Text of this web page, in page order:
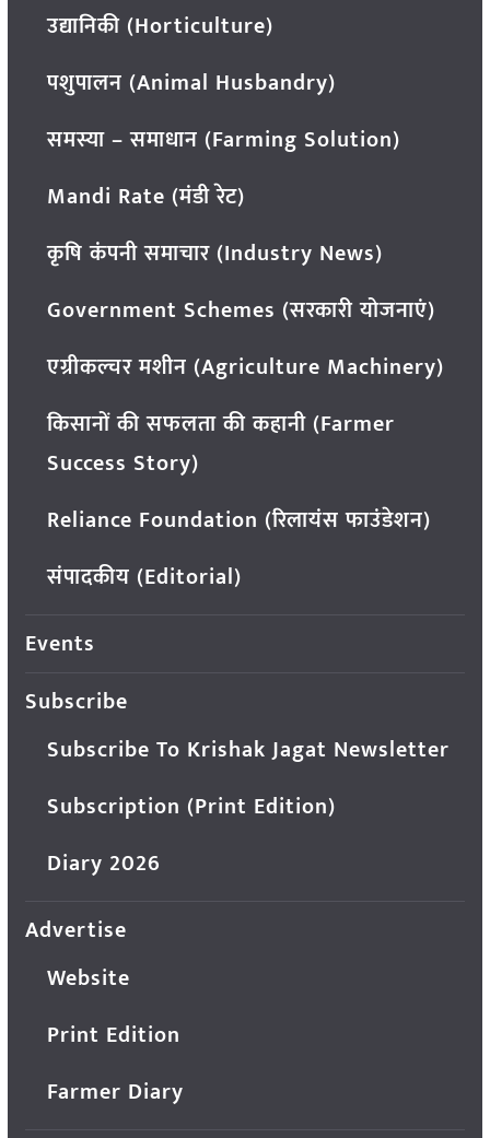
उद्यानिकी (Horticulture)
पशुपालन (Animal Husbandry)
समस्या – समाधान (Farming Solution)
Mandi Rate (मंडी रेट)
कृषि कंपनी समाचार (Industry News)
Government Schemes (सरकारी योजनाएं)
एग्रीकल्चर मशीन (Agriculture Machinery)
किसानों की सफलता की कहानी (Farmer
Success Story)
Reliance Foundation (रिलायंस फाउंडेशन)
संपादकीय (Editorial)
Events
Subscribe
Subscribe To Krishak Jagat Newsletter
Subscription (Print Edition)
Diary 2026
Advertise
Website
Print Edition
Farmer Diary